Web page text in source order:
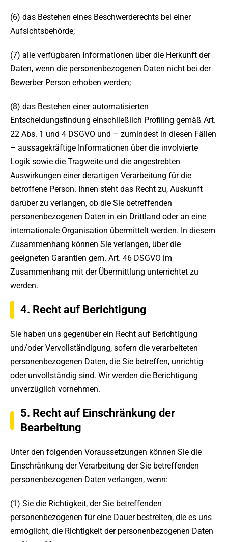
(6) das Bestehen eines Beschwerderechts bei einer
Aufsichtsbehörde;
(7) alle verfügbaren Informationen über die Herkunft der
Daten, wenn die personenbezogenen Daten nicht bei der
Bewerber Person erhoben werden;
(8) das Bestehen einer automatisierten
Entscheidungsfindung einschließlich Profiling gemäß Art.
22 Abs. 1 und 4 DSGVO und – zumindest in diesen Fällen
– aussagekräftige Informationen über die involvierte
Logik sowie die Tragweite und die angestrebten
Auswirkungen einer derartigen Verarbeitung für die
betroffene Person. Ihnen steht das Recht zu, Auskunft
darüber zu verlangen, ob die Sie betreffenden
personenbezogenen Daten in ein Drittland oder an eine
internationale Organisation übermittelt werden. In diesem
Zusammenhang können Sie verlangen, über die
geeigneten Garantien gem. Art. 46 DSGVO im
Zusammenhang mit der Übermittlung unterrichtet zu
werden.
4. Recht auf Berichtigung
Sie haben uns gegenüber ein Recht auf Berichtigung
und/oder Vervollständigung, sofern die verarbeiteten
personenbezogenen Daten, die Sie betreffen, unrichtig
oder unvollständig sind. Wir werden die Berichtigung
unverzüglich vornehmen.
5. Recht auf Einschränkung der
Bearbeitung
Unter den folgenden Voraussetzungen können Sie die
Einschränkung der Verarbeitung der Sie betreffenden
personenbezogenen Daten verlangen, wenn:
(1) Sie die Richtigkeit, der Sie betreffenden
personenbezogenen für eine Dauer bestreiten, die es uns
ermöglicht, die Richtigkeit der personenbezogenen Daten